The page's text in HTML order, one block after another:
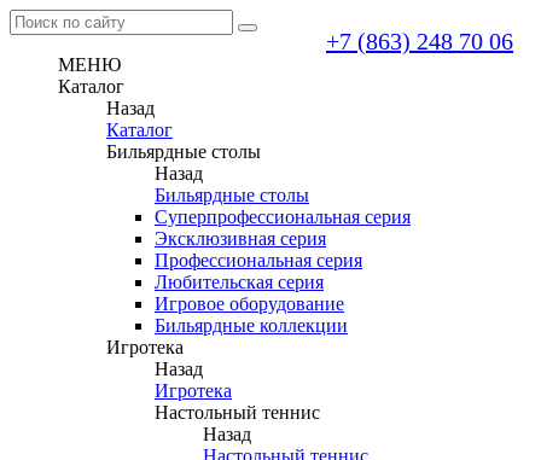
+7 (863) 248 70 06
МЕНЮ
Каталог
Назад
Каталог
Бильярдные столы
Назад
Бильярдные столы
Суперпрофессиональная серия
Эксклюзивная серия
Профессиональная серия
Любительская серия
Игровое оборудование
Бильярдные коллекции
Игротека
Назад
Игротека
Настольный теннис
Назад
Настольный теннис